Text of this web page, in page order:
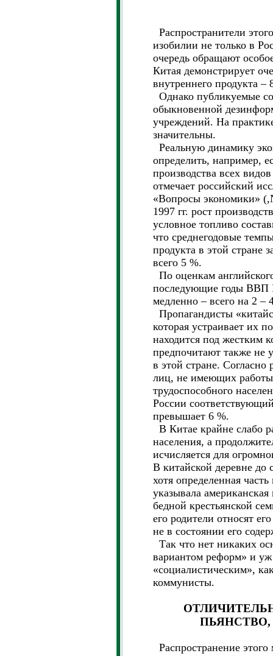
Распространители
изобилии не только в
очередь обращают
Китая демонстрирует
внутреннего продукта –
Однако публикуемые
обыкновенной
учреждений. На
значительны.
Реальную динамику
определить, например,
производства всех
отмечает российский
«Вопросы экономики»
1997 гг. рост
условное топливо
что среднегодовые
продукта в этой стране
всего 5 %.
По оценкам
последующие годы ВВП
медленно – всего на 2 –
Пропагандисты
которая устраивает их
находится под жестким
предпочитают также не
в этой стране.
лиц, не имеющих
трудоспособного
России
превышает 6 %.
В Китае крайне слабо
населения, а
исчисляется для
В китайской деревне до
хотя определенная
указывала
бедной крестьянской
его родители относят
не в состоянии его
Так что нет никаких
вариантом реформ» и
«социалистическим»,
коммунисты.
Распространение